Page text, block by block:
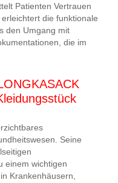
Patienten Vertrauen
die funktionale
den Umgang mit
die im
Seine
einem wichtigen
Krankenhäusern,